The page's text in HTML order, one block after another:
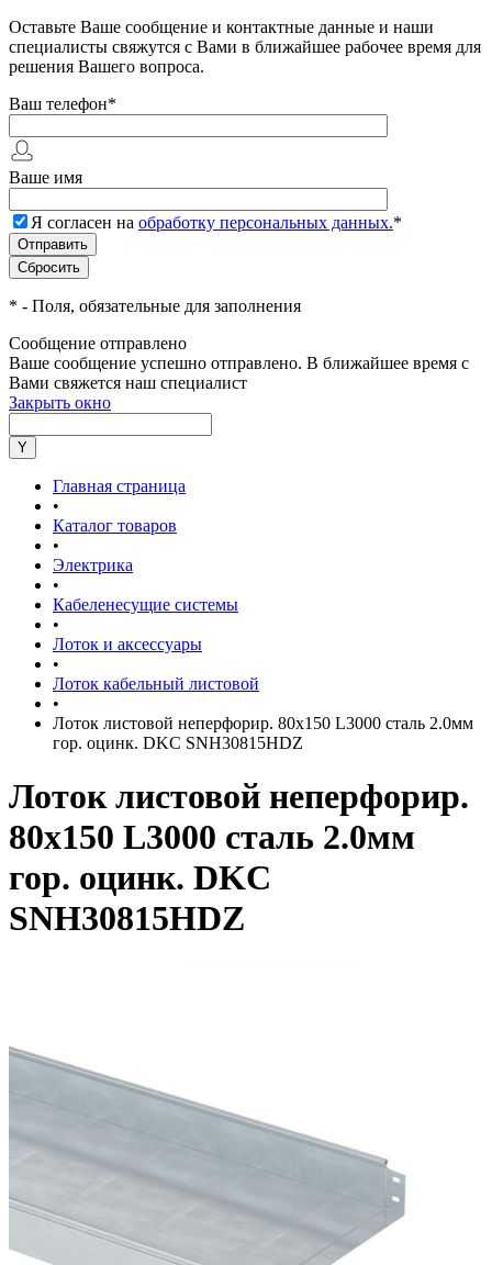
Оставьте Ваше сообщение и контактные данные и наши
специалисты свяжутся с Вами в ближайшее рабочее время для
решения Вашего вопроса.
Ваш телефон*
Ваше имя
Я согласен на обработку персональных данных.*
* - Поля, обязательные для заполнения
Сообщение отправлено
Ваше сообщение успешно отправлено. В ближайшее время с
Вами свяжется наш специалист
Закрыть окно
Главная страница
•
Каталог товаров
•
Электрика
•
Кабеленесущие системы
•
Лоток и аксессуары
•
Лоток кабельный листовой
•
Лоток листовой неперфорир. 80х150 L3000 сталь 2.0мм
гор. оцинк. DKC SNH30815HDZ
Лоток листовой неперфорир.
80х150 L3000 сталь 2.0мм
гор. оцинк. DKC
SNH30815HDZ